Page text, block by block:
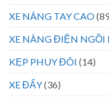
XE NÂNG TAY CAO
XE NÂNG ĐIỆN NGỒI
KẸP PHUY ĐÔI (14)
XE ĐẨY(36)